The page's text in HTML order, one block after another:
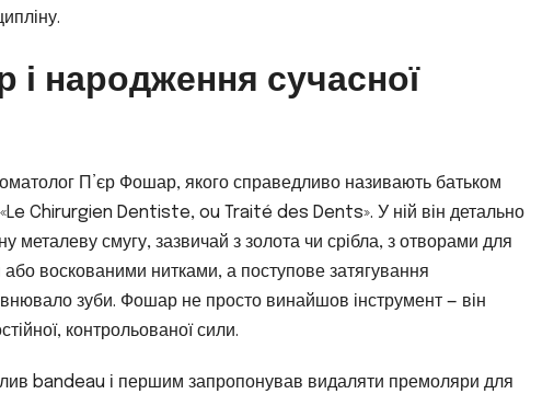
і народження сучасної
П’єр Фошар, якого справедливо називають батьком
«Le Chirurgien Dentiste, ou Traité des Dents». У ній він детально
металеву смугу, зазвичай з золота чи срібла, з отворами для
воскованими нитками, а поступове затягування
зуби. Фошар не просто винайшов інструмент — він
контрольованої сили.
bandeau і першим запропонував видаляти премоляри для